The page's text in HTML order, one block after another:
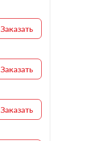
Заказать
Заказать
Заказать